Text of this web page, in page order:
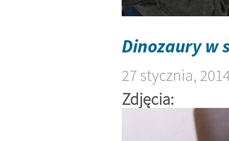
Dinozaury w
27 stycznia,
Zdjęcia: